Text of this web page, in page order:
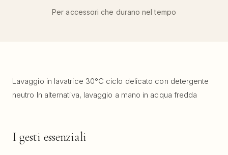
Per accessori che durano nel tempo
Lavaggio in lavatrice 30°C ciclo delicato con detergente
neutro In alternativa, lavaggio a mano in acqua fredda
I gesti essenziali